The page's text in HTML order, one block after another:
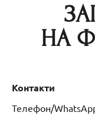
НА
Контакти
Телефон/